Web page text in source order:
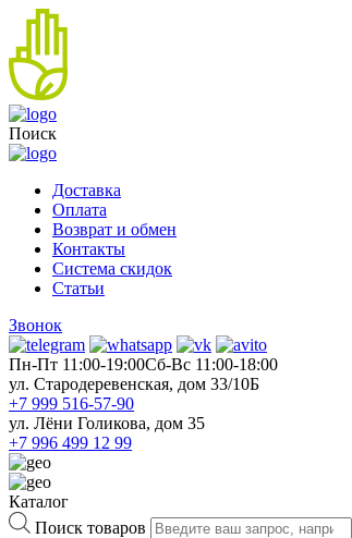
Поиск
Доставка
Оплата
Возврат и обмен
Контакты
Система скидок
Статьи
Звонок
Пн-Пт 11:00-19:00Cб-Вс 11:00-18:00
ул. Стародеревенская, дом 33/10Б
+7 999 516-57-90
ул. Лёни Голикова, дом 35
+7 996 499 12 99
Каталог
Поиск товаров